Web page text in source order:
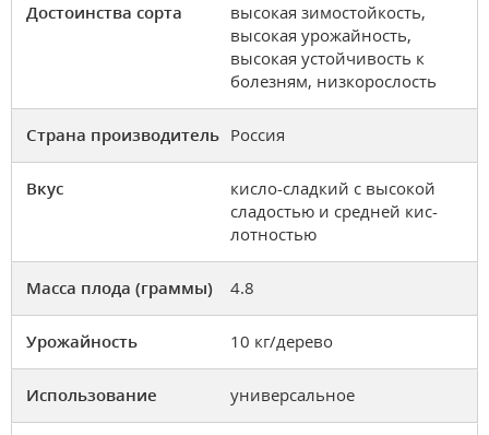
Достоинства сорта
высокая зимостойкость,
высокая уро­жайность,
высокая устойчивость к
болезням, низкорослость
Страна производитель Россия
Вкус
кисло-сладкий с высокой
сладостью и средней кис­
лотностью
Масса плода (граммы) 4.8
Урожайность 10 кг/дерево
Использование универсальное